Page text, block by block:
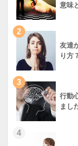
意味
2
友達
り方
3
行動
まし
4